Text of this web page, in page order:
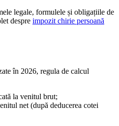
legale, formulele și obligațiile de
despre impozit chirie persoană
în 2026, regula de calcul
la venitul brut;
net (după deducerea cotei